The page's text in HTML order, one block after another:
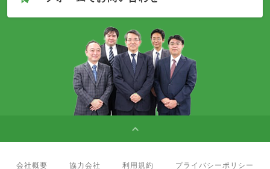
会社概要 協力会社 利用規約 プライバシーポリシー